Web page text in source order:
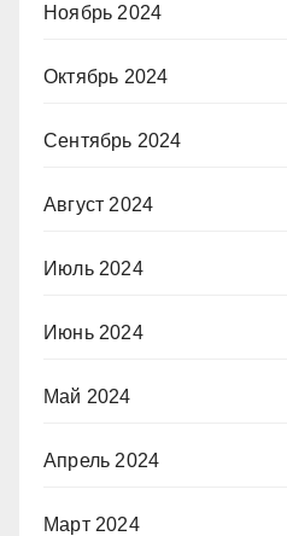
Ноябрь 2024
Октябрь 2024
Сентябрь 2024
Август 2024
Июль 2024
Июнь 2024
Май 2024
Апрель 2024
Март 2024